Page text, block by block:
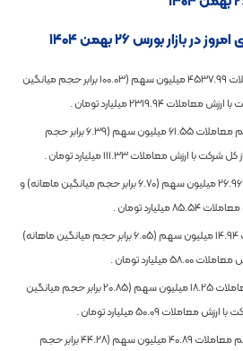
بورس ۲۶ بهمن ۱۴۰۴
4537.99میلیون سهم (100.03برابر حجم میانگین
با ارزش معاملات2319.94میلیارد تومان .
معاملات61.55میلیون سهم (6.39برابر حجم
کل شرکت با ارزش معاملات111.33میلیارد تومان .
26.96میلیون سهم (6.70برابر حجم میانگین ماهانه) و
معاملات85.54میلیارد تومان .
14.94میلیون سهم (6.05برابر حجم میانگین ماهانه)
معاملات58.00میلیارد تومان .
18.25میلیون سهم (20.85برابر حجم میانگین
با ارزش معاملات50.09میلیارد تومان .
معاملات40.89میلیون سهم (44.28برابر حجم